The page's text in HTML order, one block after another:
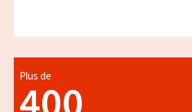
Plus de